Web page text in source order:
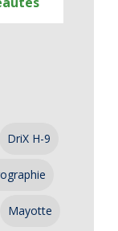
DriX H-9
Mayotte